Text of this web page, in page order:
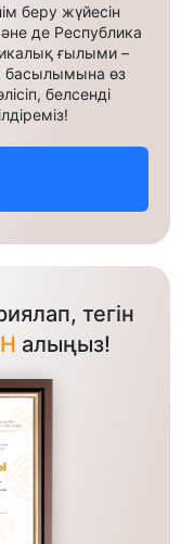
беру жүйесін
де Республика
ғылыми –
басылымына өз
белсенді
тегін
алыңыз!